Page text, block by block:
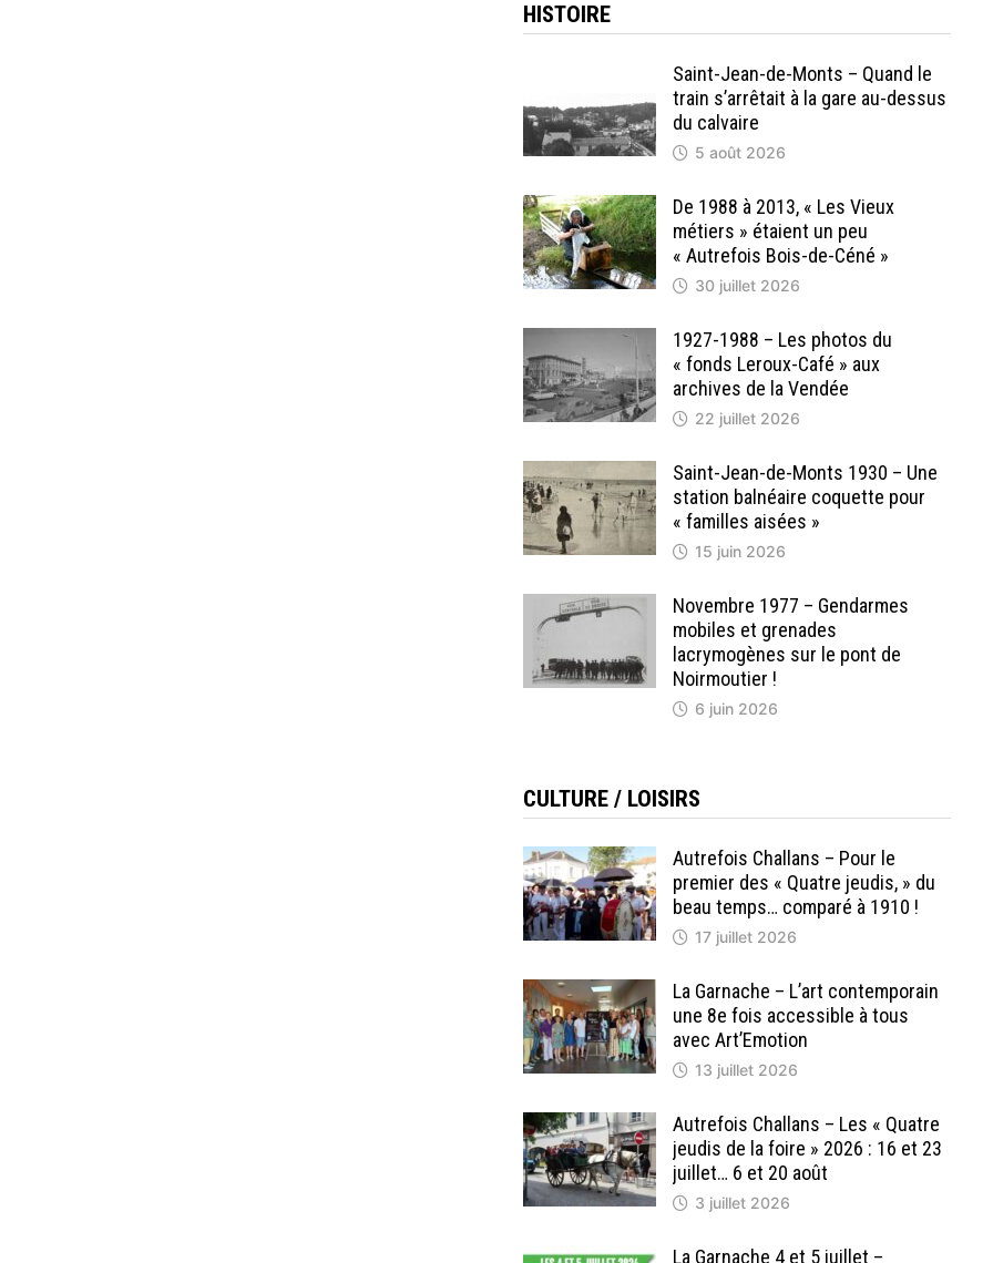
HISTOIRE
Saint-Jean-de-Monts – Quand le
train s’arrêtait à la gare au-dessus
du calvaire
5 août 2026
De 1988 à 2013, « Les Vieux
métiers » étaient un peu
« Autrefois Bois-de-Céné »
30 juillet 2026
1927-1988 – Les photos du
« fonds Leroux-Café » aux
archives de la Vendée
22 juillet 2026
Saint-Jean-de-Monts 1930 – Une
station balnéaire coquette pour
« familles aisées »
15 juin 2026
Novembre 1977 – Gendarmes
mobiles et grenades
lacrymogènes sur le pont de
Noirmoutier !
6 juin 2026
CULTURE / LOISIRS
Autrefois Challans – Pour le
premier des « Quatre jeudis, » du
beau temps… comparé à 1910 !
17 juillet 2026
La Garnache – L’art contemporain
une 8e fois accessible à tous
avec Art’Emotion
13 juillet 2026
Autrefois Challans – Les « Quatre
jeudis de la foire » 2026 : 16 et 23
juillet… 6 et 20 août
3 juillet 2026
La Garnache 4 et 5 juillet –